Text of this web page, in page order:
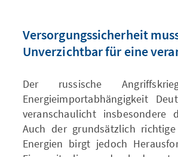
Versorgungssicherheit
Unverzichtbar für eine
Der russische
Energieimportabhängigkeit
veranschaulicht insbesondere
Auch der grundsätzlich
Energien birgt jedoch